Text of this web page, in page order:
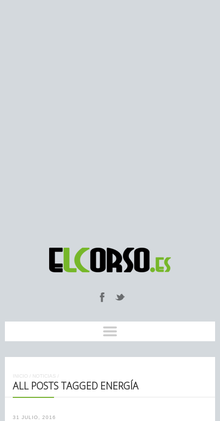
INICIO / NOTICIAS /
ALL POSTS TAGGED ENERGÍA
31 JULIO, 2016